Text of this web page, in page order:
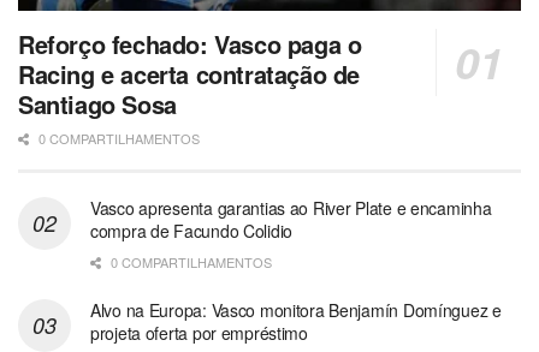
Reforço fechado: Vasco paga o
Racing e acerta contratação de
Santiago Sosa
0 COMPARTILHAMENTOS
Vasco apresenta garantias ao River Plate e encaminha
compra de Facundo Colidio
0 COMPARTILHAMENTOS
Alvo na Europa: Vasco monitora Benjamín Domínguez e
projeta oferta por empréstimo